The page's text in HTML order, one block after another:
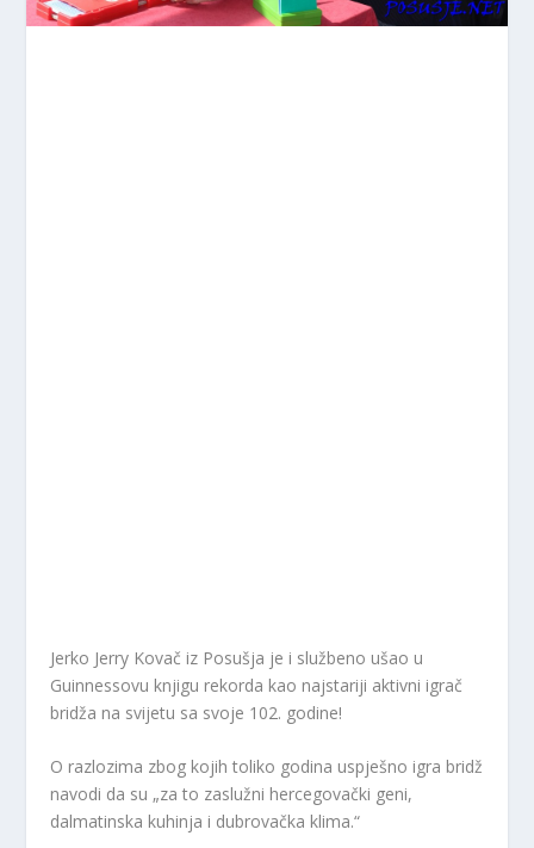
Jerko Jerry Kovač iz Posušja je i službeno ušao u
Guinnessovu knjigu rekorda kao najstariji aktivni igrač
bridža na svijetu sa svoje 102. godine!
O razlozima zbog kojih toliko godina uspješno igra bridž
navodi da su „za to zaslužni hercegovački geni,
dalmatinska kuhinja i dubrovačka klima.“